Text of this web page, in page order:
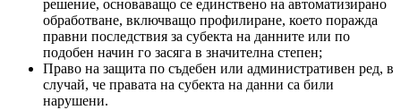
решение, основаващо се единствено на автоматизирано
обработване, включващо профилиране, което поражда
правни последствия за субекта на данните или по
подобен начин го засяга в значителна степен;
Право на защита по съдебен или административен ред, в
случай, че правата на субекта на данни са били
нарушени.